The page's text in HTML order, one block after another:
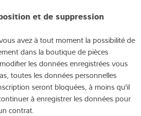
et de suppression
avez à tout moment la possibilité de
dans la boutique de pièces
les données enregistrées vous
toutes les données personnelles
seront bloquées, à moins qu'il
à enregistrer les données pour
contrat.